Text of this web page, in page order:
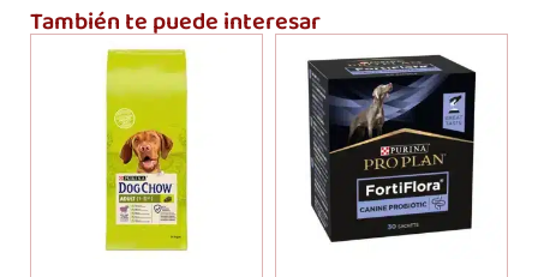
También te puede interesar